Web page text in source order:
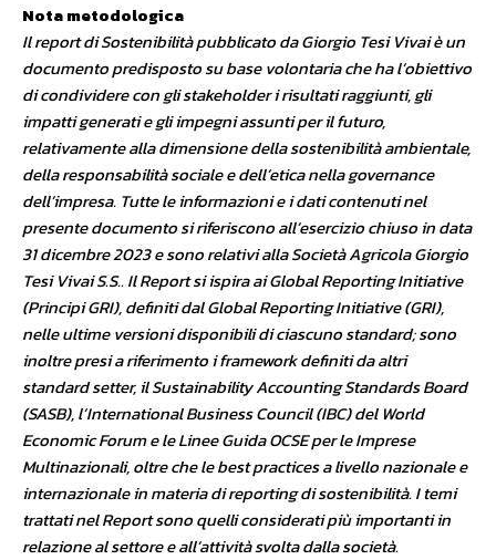
Nota metodologica
Il report di Sostenibilità pubblicato da Giorgio Tesi Vivai è un
documento predisposto su base volontaria che ha l’obiettivo
di condividere con gli stakeholder i risultati raggiunti, gli
impatti generati e gli impegni assunti per il futuro,
relativamente alla dimensione della sostenibilità ambientale,
della responsabilità sociale e dell’etica nella governance
dell’impresa. Tutte le informazioni e i dati contenuti nel
presente documento si riferiscono all’esercizio chiuso in data
31 dicembre 2023 e sono relativi alla Società Agricola Giorgio
Tesi Vivai S.S.. Il Report si ispira ai Global Reporting Initiative
(Principi GRI), definiti dal Global Reporting Initiative (GRI),
nelle ultime versioni disponibili di ciascuno standard; sono
inoltre presi a riferimento i framework definiti da altri
standard setter, il Sustainability Accounting Standards Board
(SASB), l’International Business Council (IBC) del World
Economic Forum e le Linee Guida OCSE per le Imprese
Multinazionali, oltre che le best practices a livello nazionale e
internazionale in materia di reporting di sostenibilità. I temi
trattati nel Report sono quelli considerati più importanti in
relazione al settore e all’attività svolta dalla società.